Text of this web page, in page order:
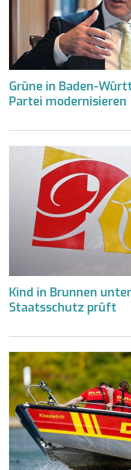
Grüne in Baden-
Partei modernisieren
Kind in Brunnen
Staatsschutz prüft